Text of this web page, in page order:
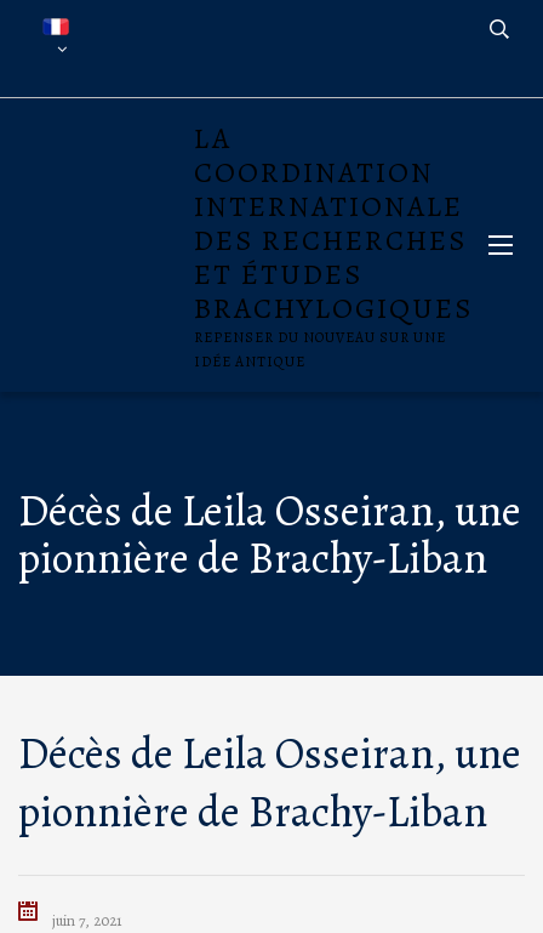
LA
COORDINATION
INTERNATIONALE
DES RECHERCHES
ET ÉTUDES
BRACHYLOGIQUES
REPENSER DU NOUVEAU SUR UNE
IDÉE ANTIQUE
Décès de Leila Osseiran, une
pionnière de Brachy-Liban
Décès de Leila Osseiran, une
pionnière de Brachy-Liban
juin 7, 2021